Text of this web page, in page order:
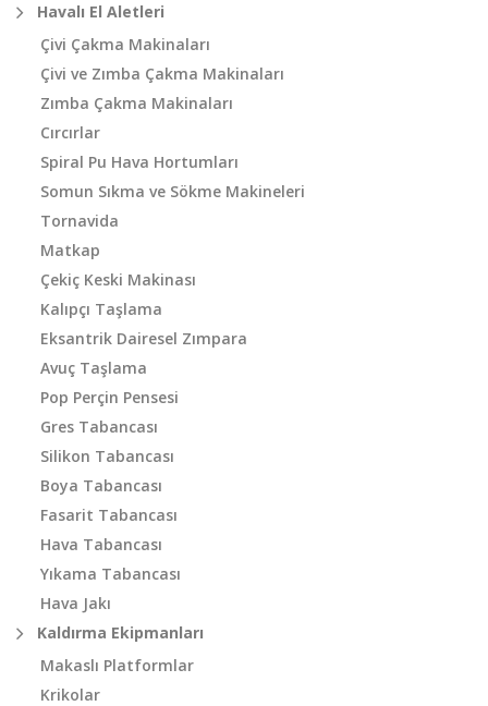
Havalı El Aletleri
Çivi Çakma Makinaları
Çivi ve Zımba Çakma Makinaları
Zımba Çakma Makinaları
Cırcırlar
Spiral Pu Hava Hortumları
Somun Sıkma ve Sökme Makineleri
Tornavida
Matkap
Çekiç Keski Makinası
Kalıpçı Taşlama
Eksantrik Dairesel Zımpara
Avuç Taşlama
Pop Perçin Pensesi
Gres Tabancası
Silikon Tabancası
Boya Tabancası
Fasarit Tabancası
Hava Tabancası
Yıkama Tabancası
Hava Jakı
Kaldırma Ekipmanları
Makaslı Platformlar
Krikolar